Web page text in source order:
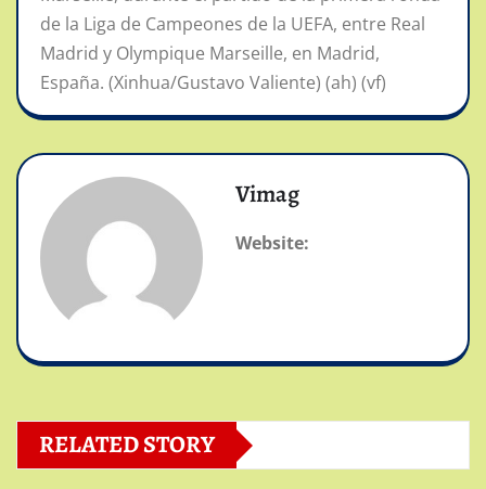
de la Liga de Campeones de la UEFA, entre Real
Madrid y Olympique Marseille, en Madrid,
España. (Xinhua/Gustavo Valiente) (ah) (vf)
Vimag
Website:
RELATED STORY